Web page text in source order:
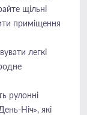
щільні
приміщення
легкі
рулонні
Ніч», які